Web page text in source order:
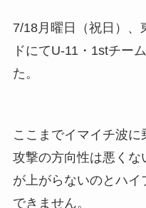
7/18月曜日（祝日）、
ドにてU-11・1stチー
た。
ここまでイマイチ波に
攻撃の方向性は悪く
が上がらないのとハ
できません。